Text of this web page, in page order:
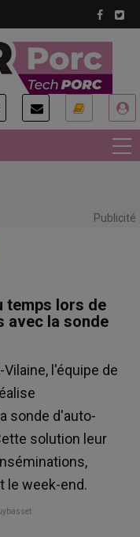
Publicité
temps lors de
avec la sonde
l'équipe de
sonde d'auto-
solution leur
le week-end.